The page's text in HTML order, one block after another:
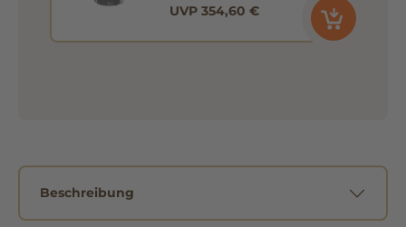
UVP 354,60 €
Beschreibung